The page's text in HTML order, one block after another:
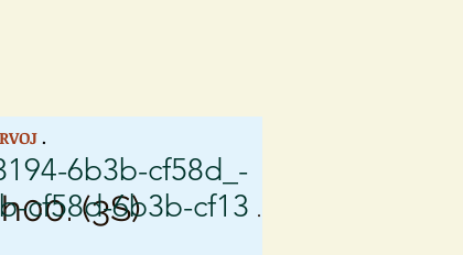
(3S)
.
6b3b-cf58d_-
cf58d-6b3b-cf13 .